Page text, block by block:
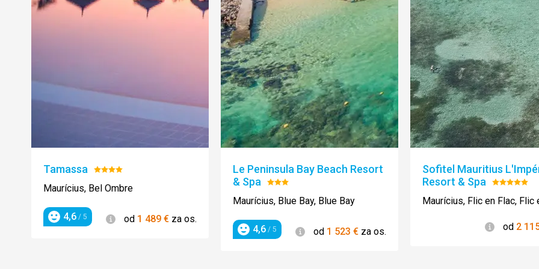
Tamassa Hodnotenie:
4/5
Maurícius, Bel Ombre
Hodnotenie
4,6 / 5 Informácie
od 1 489 € za os.
Le Peninsula Bay Beach Resort
& Spa Hodnotenie:
3/5
Maurícius, Blue Bay, Blue Bay
Hodnotenie
4,6 / 5 Informácie
od 1 523 € za os.
Sofitel Mauritius
Resort & Spa
5/5
Maurícius, Flic en Flac, Flic
Informácie
od 2